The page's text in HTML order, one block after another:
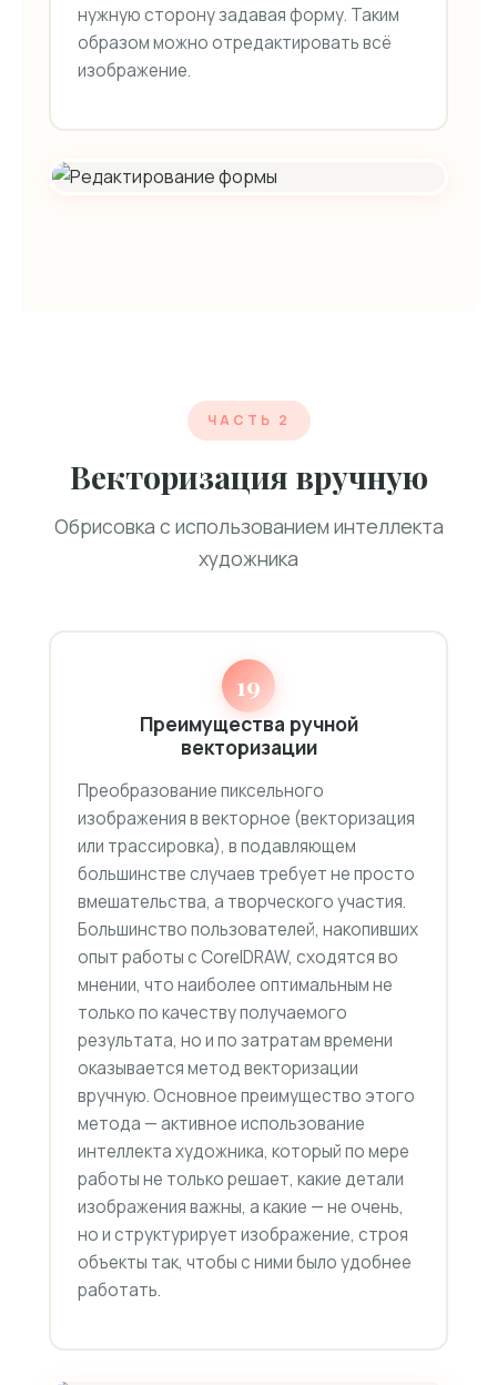
нужную сторону задавая форму. Таким
образом можно отредактировать всё
изображение.
ЧАСТЬ 2
Векторизация вручную
Обрисовка с использованием интеллекта
художника
19
Преимущества ручной
векторизации
Преобразование пиксельного
изображения в векторное (векторизация
или трассировка), в подавляющем
большинстве случаев требует не просто
вмешательства, а творческого участия.
Большинство пользователей, накопивших
опыт работы с CorelDRAW, сходятся во
мнении, что наиболее оптимальным не
только по качеству получаемого
результата, но и по затратам времени
оказывается метод векторизации
вручную. Основное преимущество этого
метода — активное использование
интеллекта художника, который по мере
работы не только решает, какие детали
изображения важны, а какие — не очень,
но и структурирует изображение, строя
объекты так, чтобы с ними было удобнее
работать.